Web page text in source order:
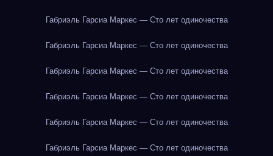
Габриэль Гарсиа Маркес — Сто лет одиночества
Габриэль Гарсиа Маркес — Сто лет одиночества
Габриэль Гарсиа Маркес — Сто лет одиночества
Габриэль Гарсиа Маркес — Сто лет одиночества
Габриэль Гарсиа Маркес — Сто лет одиночества
Габриэль Гарсиа Маркес — Сто лет одиночества